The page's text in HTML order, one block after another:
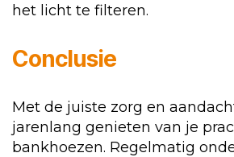
het licht te filteren.
Conclusie
Met de juiste zorg en
jarenlang genieten van je
bankhoezen. Regelmatig